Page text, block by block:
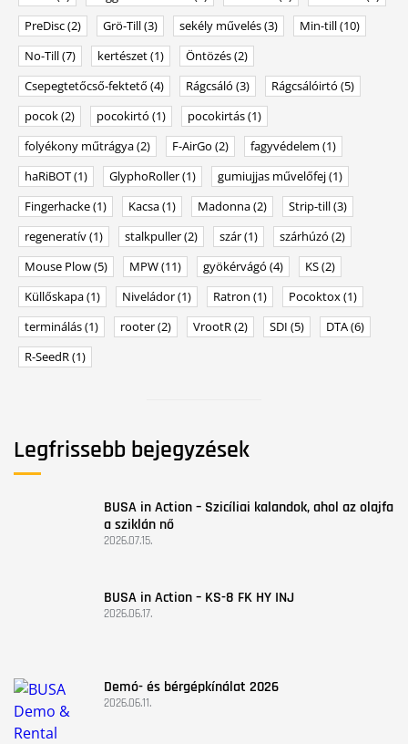
PreDisc(2) Grö-Till(3) sekély művelés(3) Min-till(10)
No-Till(7) kertészet(1) Öntözés(2)
Csepegtetőcső-fektető (4) Rágcsáló (3) Rágcsálóirtó (5)
pocok(2) pocokirtó (1) pocokirtás(1)
folyékony műtrágya(2) F-AirGo (2) fagyvédelem (1)
haRiBOT(1) GlyphoRoller(1) gumiujjas művelőfej(1)
Fingerhacke(1) Kacsa(1) Madonna(2) Strip-till(3)
regeneratív(1) stalkpuller(2) szár(1) szárhúzó (2)
Mouse Plow(5) MPW(11) gyökérvágó (4) KS(2)
Küllőskapa(1) Niveládor(1) Ratron (1) Pocoktox(1)
terminálás(1) rooter(2) VrootR(2) SDI (5) DTA(6)
R-SeedR(1)
Legfrissebb bejegyzések
BUSA in Action – Szicíliai kalandok, ahol az olajfa
a sziklán nő
2026.07.15.
BUSA in Action – KS-8 FK HY INJ
2026.06.17.
Demó- és bérgépkínálat 2026
2026.06.11.